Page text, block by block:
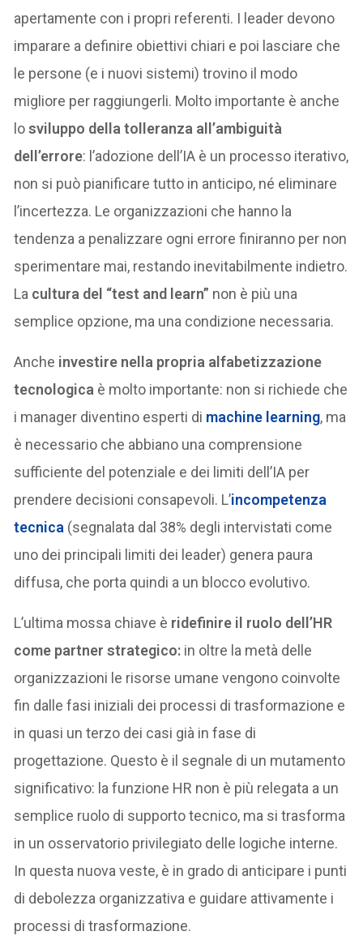
apertamente con i propri referenti. I leader devono
imparare a definire obiettivi chiari e poi lasciare che
le persone (e i nuovi sistemi) trovino il modo
migliore per raggiungerli. Molto importante è anche
losviluppo della tolleranza all’ambiguità
dell’errore: l’adozione dell’IA è un processo iterativo,
non si può pianificare tutto in anticipo, né eliminare
l’incertezza. Le organizzazioni che hanno la
tendenza a penalizzare ogni errore finiranno per non
sperimentare mai, restando inevitabilmente indietro.
La cultura del “test and learn” non è più una
semplice opzione, ma una condizione necessaria.
Anche investire nella propria alfabetizzazione
tecnologica è molto importante: non si richiede che
i manager diventino esperti di machine learning, ma
è necessario che abbiano una comprensione
sufficiente del potenziale e dei limiti dell’IA per
prendere decisioni consapevoli. L’incompetenza
tecnica (segnalata dal 38% degli intervistati come
uno dei principali limiti dei leader) genera paura
diffusa, che porta quindi a un blocco evolutivo.
L’ultima mossa chiave è ridefinire il ruolo dell’HR
come partner strategico: in oltre la metà delle
organizzazioni le risorse umane vengono coinvolte
fin dalle fasi iniziali dei processi di trasformazione e
in quasi un terzo dei casi già in fase di
progettazione. Questo è il segnale di un mutamento
significativo: la funzione HR non è più relegata a un
semplice ruolo di supporto tecnico, ma si trasforma
in un osservatorio privilegiato delle logiche interne.
In questa nuova veste, è in grado di anticipare i punti
di debolezza organizzativa e guidare attivamente i
processi di trasformazione.